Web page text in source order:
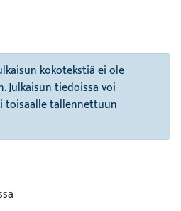
kokotekstiä ei ole
Julkaisun tiedoissa voi
toisaalle tallennettuun